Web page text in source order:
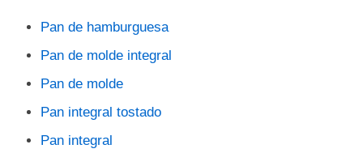
Pan de hamburguesa
Pan de molde integral
Pan de molde
Pan integral tostado
Pan integral